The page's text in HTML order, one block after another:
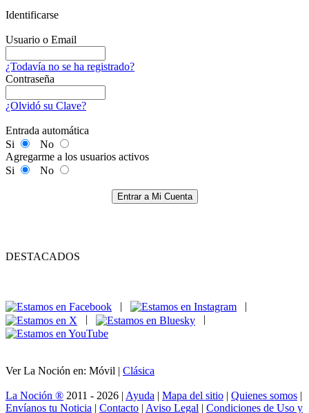
Identificarse
Usuario o Email
¿Todavía no se ha registrado?
Contraseña
¿Olvidó su Clave?
Entrada automática
Si
No
Agregarme a los usuarios activos
Si
No
Entrar a Mi Cuenta
DESTACADOS
|
|
|
|
Ver La Noción en: Móvil | Clásica
La Noción ® 2011 - 2026 | Ayuda | Mapa del sitio | Quienes somos |
Envíanos tu Noticia | Contacto | Aviso Legal | Condiciones de Uso y